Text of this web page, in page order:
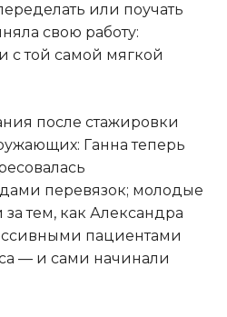
или поучать
свою работу:
с той самой мягкой
после стажировки
Ганна теперь
перевязок; молодые
тем, как Александра
пациентами
— и сами начинали